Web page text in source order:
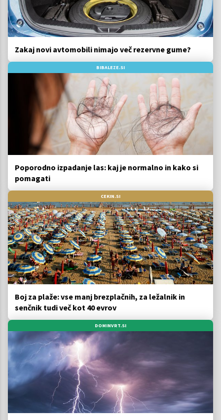
Zakaj novi avtomobili nimajo več rezervne gume?
BIBALEZE.SI
Poporodno izpadanje las: kaj je normalno in kako si
pomagati
CEKIN.SI
Boj za plaže: vse manj brezplačnih, za ležalnik in
senčnik tudi več kot 40 evrov
DOMINVRT.SI